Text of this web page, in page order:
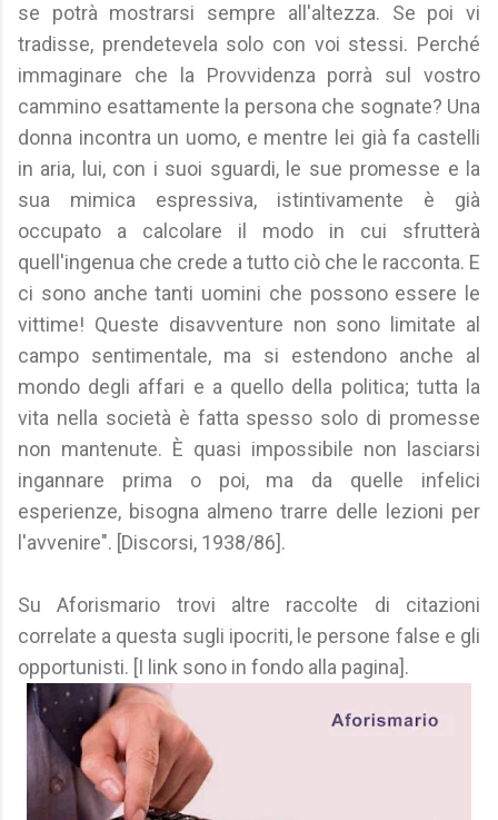
se potrà mostrarsi sempre all'altezza. Se poi vi
tradisse, prendetevela solo con voi stessi. Perché
immaginare che la Provvidenza porrà sul vostro
cammino esattamente la persona che sognate? Una
donna incontra un uomo, e mentre lei già fa castelli
in aria, lui, con i suoi sguardi, le sue promesse e la
sua mimica espressiva, istintivamente è già
occupato a calcolare il modo in cui sfrutterà
quell'ingenua che crede a tutto ciò che le racconta. E
ci sono anche tanti uomini che possono essere le
vittime! Queste disavventure non sono limitate al
campo sentimentale, ma si estendono anche al
mondo degli affari e a quello della politica; tutta la
vita nella società è fatta spesso solo di promesse
non mantenute. È quasi impossibile non lasciarsi
ingannare prima o poi, ma da quelle infelici
esperienze, bisogna almeno trarre delle lezioni per
l'avvenire". [Discorsi, 1938/86].
Su Aforismario trovi altre raccolte di citazioni
correlate a questa sugli ipocriti, le persone false e gli
opportunisti. [I link sono in fondo alla pagina].